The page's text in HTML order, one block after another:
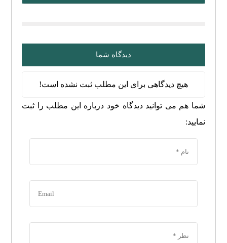
دیدگاه شما
هیچ دیدگاهی برای این مطلب ثبت نشده است!
شما هم می توانید دیدگاه خود درباره این مطلب را ثبت
نمایید: